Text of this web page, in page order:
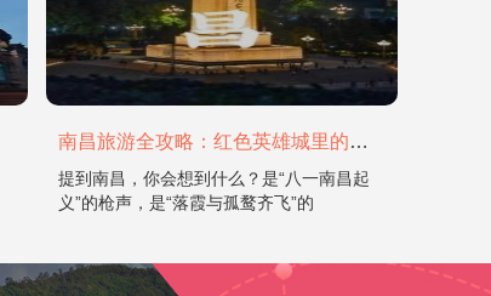
南昌旅游全攻略：红色英雄城里的烟火与山水
提到南昌，你会想到什么？是“八一南昌起
义”的枪声，是“落霞与孤鹜齐飞”的